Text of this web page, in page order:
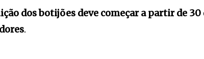
dos botijões deve começar a partir de 30
.